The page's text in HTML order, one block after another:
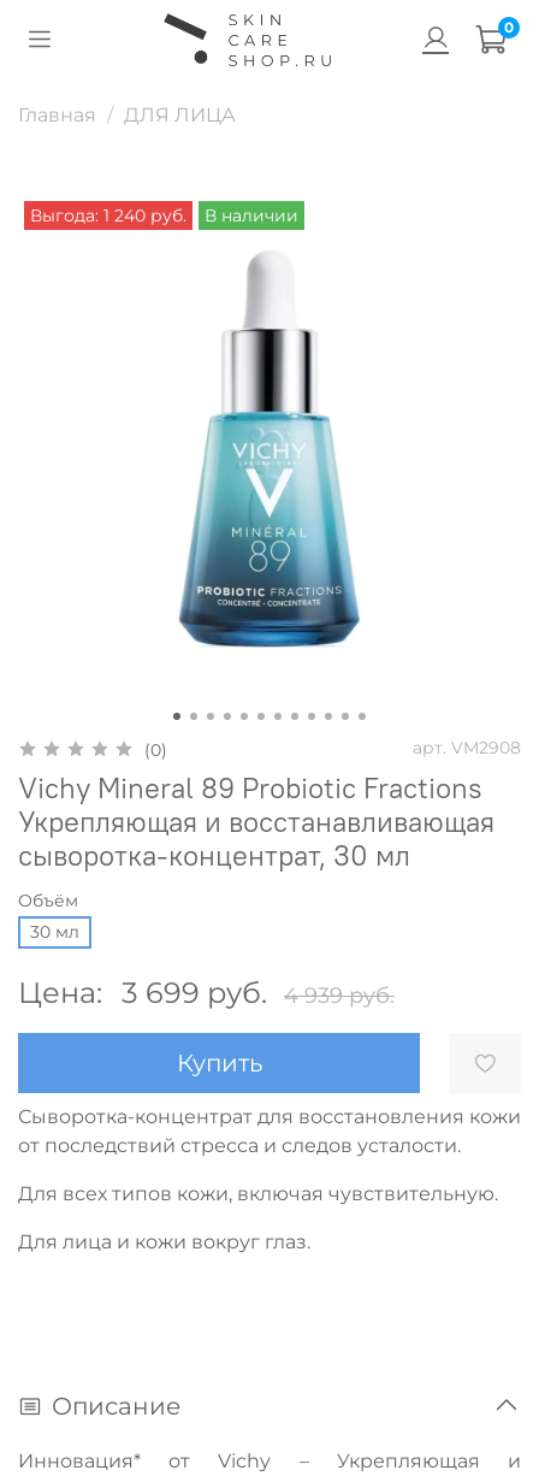
0
Главная ДЛЯ ЛИЦА
Выгода: 1 240 руб. В наличии
(0) арт. VM2908
Vichy Mineral 89 Probiotic Fractions
Укрепляющая и восстанавливающая
сыворотка-концентрат, 30 мл
Объём
30 мл
Цена: 3 699 руб. 4 939 руб.
Купить
Сыворотка-концентрат для восстановления кожи
от последствий стресса и следов усталости.
Для всех типов кожи, включая чувствительную.
Для лица и кожи вокруг глаз.
Описание
Инновация* от Vichy – Укрепляющая и